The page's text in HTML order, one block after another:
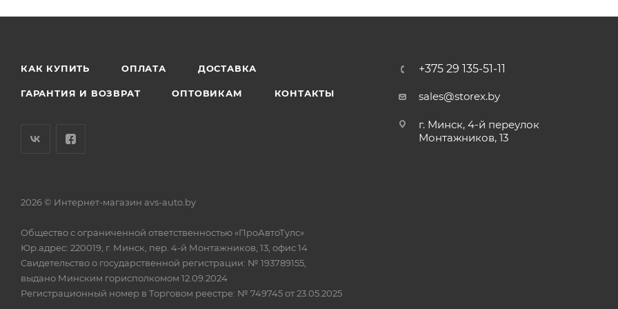
КАК КУПИТЬ ОПЛАТА ДОСТАВКА
ГАРАНТИЯ И ВОЗВРАТ ОПТОВИКАМ КОНТАКТЫ
+375 29 135-51-11
sales@storex.by
г. Минск, 4-й переулок
Монтажников, 13
2026 © Интернет-магазин avs-auto.by
Общество с ограниченной ответственностью «ПроАвтоТулс»
Юр.адрес: 220019, г. Минск, пер. 4-й Монтажников, 13, офис 14
Свидетельство о государственной регистрации: № 193789155,
выдано Минским горисполкомом 12.09.2024
Регистрационный номер в Торговом реестре: № 749745 от 23.05.2025